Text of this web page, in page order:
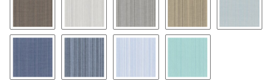
Zena 352 Zena 353 Zena 354 Zena 355